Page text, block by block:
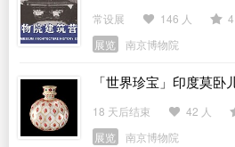
常设展 146 人
4
展览
南京博物院
「世界珍宝」印度莫卧
18 天后结束 42 人
展览
南京博物院